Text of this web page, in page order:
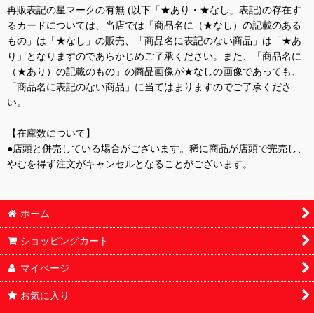
再販表記の星マークの有無 (以下「★あり・★なし」表記)の存在す
るカードについては、当店では「商品名に（★なし）の記載のある
もの」は「★なし」の販売、「商品名に表記のない商品」は「★あ
り」となりますのであらかじめご了承ください。また、「商品名に
（★あり）の記載のもの」の商品画像が★なしの画像であっても、
「商品名に表記のない商品」に当てはまりますのでご了承くださ
い。
【在庫数について】
●店頭と併売している場合がございます。稀に商品が店頭で完売し、
やむを得ず注文がキャンセルとなることがございます。
ホーム
ショッピングカート
マイページ
お気に入り